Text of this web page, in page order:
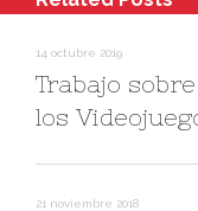
14 octubre 2019
Trabajo
los
21 noviembre 2018